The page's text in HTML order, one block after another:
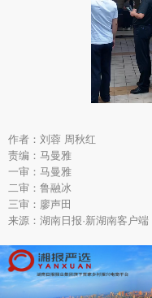
作者：刘蓉 周秋红
责编：马曼雅
一审：马曼雅
二审：鲁融冰
三审：廖声田
来源：湖南日报·新湖南客户端